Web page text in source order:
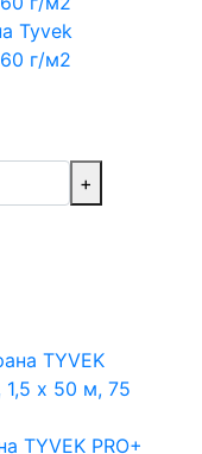
Tyvek
г/м2
+
TYVEK PRO+